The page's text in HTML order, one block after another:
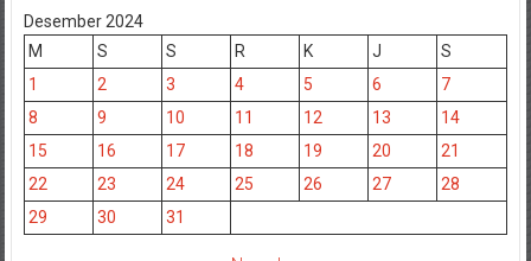
Desember 2024
M
S S R K J
S
1
2 3 4 5 6
7
8
9 10 11 12 13
14
15
16 17 18 19 20
21
22
23 24 25 26 27
28
29
30 31